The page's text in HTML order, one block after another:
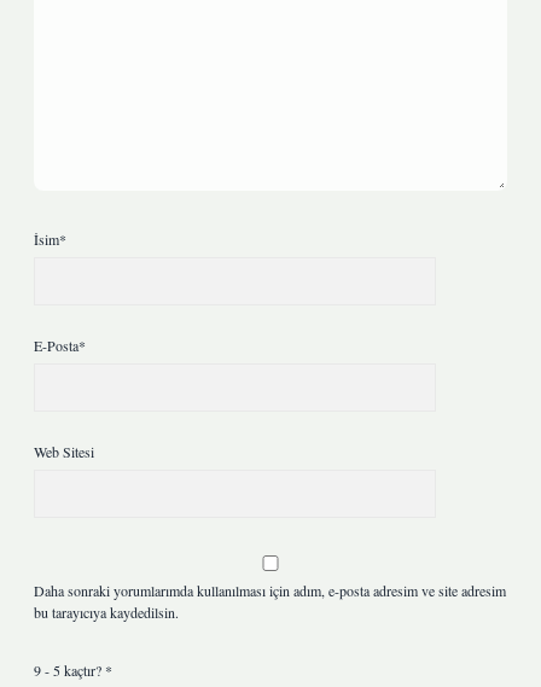
İsim*
E-Posta*
Web Sitesi
Daha sonraki yorumlarımda kullanılması için adım, e-posta adresim ve site adresim
bu tarayıcıya kaydedilsin.
9 - 5 kaçtır? *